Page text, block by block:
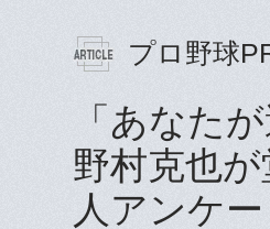
プロ野球
「あなた
野村克也
人アンケー